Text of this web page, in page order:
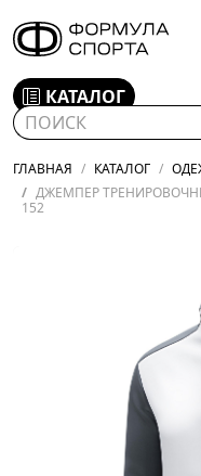
КАТАЛОГ
ГЛАВНАЯ КАТАЛОГ
ДЖЕМПЕР ТРЕНИРОВОЧНЫЙ
152